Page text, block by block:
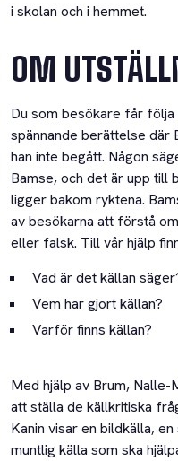
i skolan och i hemmet.
OM
Du som besökare får följa
spännande berättelse där
han inte begått. Någon
Bamse, och det är upp till
ligger bakom ryktena.
av besökarna att förstå
eller falsk. Till vår hjälp
Vad är det källan
Vem har gjort källan?
Varför finns källan?
Med hjälp av Brum,
att ställa de källkritiska
Kanin visar en bildkälla,
muntlig källa som ska